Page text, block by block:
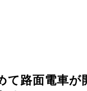
て路面電車